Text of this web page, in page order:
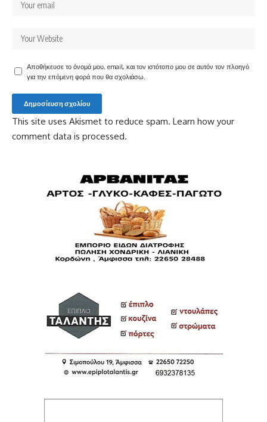
Αποθήκευσε το όνομά μου, email, και τον ιστότοπο μου σε αυτόν τον πλοηγό
για την επόμενη φορά που θα σχολιάσω.
This site uses Akismet to reduce spam. Learn how your
comment data is processed.